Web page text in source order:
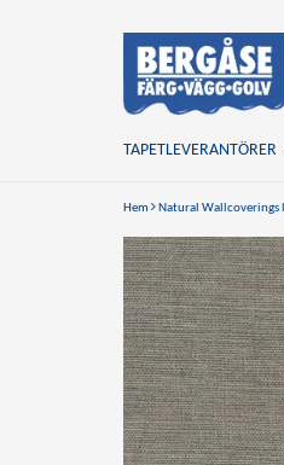
Hem Natural Wallcoverings ll
TAPETLEVERANTÖRER